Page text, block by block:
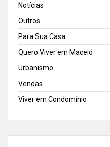
Notícias
Outros
Para Sua Casa
Quero Viver em Maceió
Urbanismo
Vendas
Viver em Condomínio